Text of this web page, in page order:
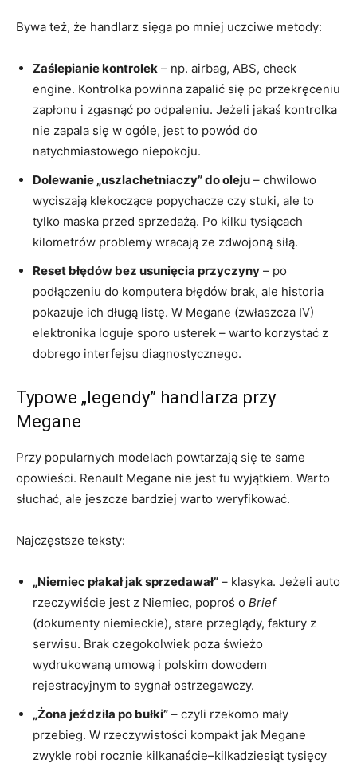
Bywa też, że handlarz sięga po mniej uczciwe metody:
Zaślepianie kontrolek – np. airbag, ABS, check
engine. Kontrolka powinna zapalić się po przekręceniu
zapłonu i zgasnąć po odpaleniu. Jeżeli jakaś kontrolka
nie zapala się w ogóle, jest to powód do
natychmiastowego niepokoju.
Dolewanie „uszlachetniaczy” do oleju – chwilowo
wyciszają klekoczące popychacze czy stuki, ale to
tylko maska przed sprzedażą. Po kilku tysiącach
kilometrów problemy wracają ze zdwojoną siłą.
Reset błędów bez usunięcia przyczyny – po
podłączeniu do komputera błędów brak, ale historia
pokazuje ich długą listę. W Megane (zwłaszcza IV)
elektronika loguje sporo usterek – warto korzystać z
dobrego interfejsu diagnostycznego.
Typowe „legendy” handlarza przy
Megane
Przy popularnych modelach powtarzają się te same
opowieści. Renault Megane nie jest tu wyjątkiem. Warto
słuchać, ale jeszcze bardziej warto weryfikować.
Najczęstsze teksty:
„Niemiec płakał jak sprzedawał” – klasyka. Jeżeli auto
rzeczywiście jest z Niemiec, poproś o Brief
(dokumenty niemieckie), stare przeglądy, faktury z
serwisu. Brak czegokolwiek poza świeżo
wydrukowaną umową i polskim dowodem
rejestracyjnym to sygnał ostrzegawczy.
„Żona jeździła po bułki” – czyli rzekomo mały
przebieg. W rzeczywistości kompakt jak Megane
zwykle robi rocznie kilkanaście–kilkadziesiąt tysięcy